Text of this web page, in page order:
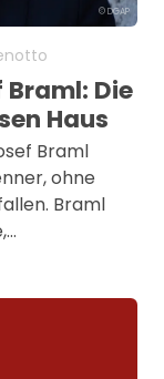
© DGAP
Die
Haus
Braml
ohne
Braml